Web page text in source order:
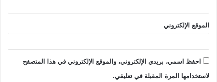
الموقع الإلكتروني
احفظ اسمي، بريدي الإلكتروني، والموقع الإلكتروني في هذا المتصفح
لاستخدامها المرة المقبلة في تعليقي.